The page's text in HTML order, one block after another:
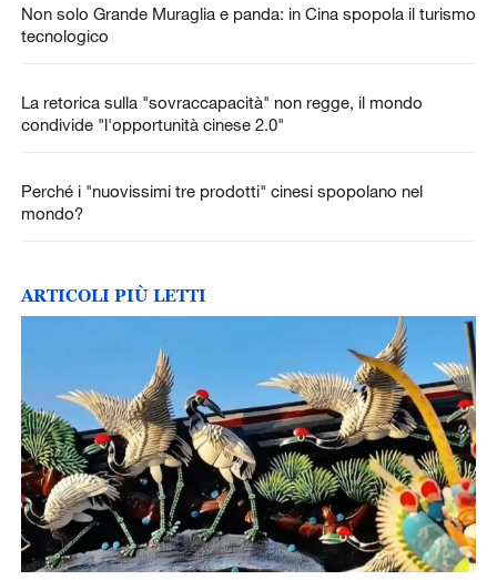
Non solo Grande Muraglia e panda: in Cina spopola il turismo
tecnologico
La retorica sulla "sovraccapacità" non regge, il mondo
condivide "l'opportunità cinese 2.0"
Perché i "nuovissimi tre prodotti" cinesi spopolano nel
mondo?
ARTICOLI PIÙ LETTI